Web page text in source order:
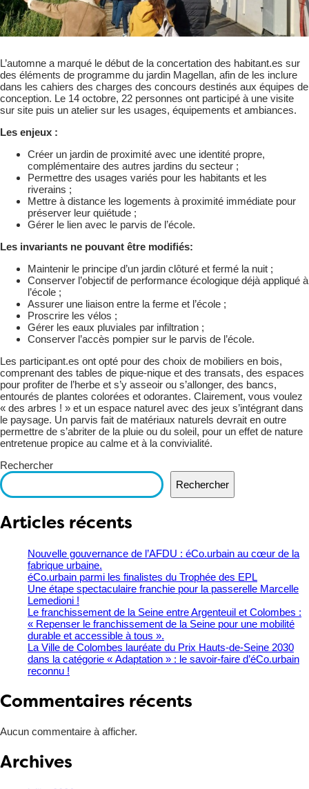
L’automne a marqué le début de la concertation des habitant.es sur
des éléments de programme du jardin Magellan, afin de les inclure
dans les cahiers des charges des concours destinés aux équipes de
conception. Le 14 octobre, 22 personnes ont participé à une visite
sur site puis un atelier sur les usages, équipements et ambiances.
Les enjeux :
Créer un jardin de proximité avec une identité propre,
complémentaire des autres jardins du secteur ;
Permettre des usages variés pour les habitants et les
riverains ;
Mettre à distance les logements à proximité immédiate pour
préserver leur quiétude ;
Gérer le lien avec le parvis de l’école.
Les invariants ne pouvant être modifiés:
Maintenir le principe d’un jardin clôturé et fermé la nuit ;
Conserver l’objectif de performance écologique déjà appliqué à
l’école ;
Assurer une liaison entre la ferme et l’école ;
Proscrire les vélos ;
Gérer les eaux pluviales par infiltration ;
Conserver l’accès pompier sur le parvis de l’école.
Les participant.es ont opté pour des choix de mobiliers en bois,
comprenant des tables de pique-nique et des transats, des espaces
pour profiter de l’herbe et s’y asseoir ou s’allonger, des bancs,
entourés de plantes colorées et odorantes. Clairement, vous voulez
« des arbres ! » et un espace naturel avec des jeux s’intégrant dans
le paysage. Un parvis fait de matériaux naturels devrait en outre
permettre de s’abriter de la pluie ou du soleil, pour un effet de nature
entretenue propice au calme et à la convivialité.
Rechercher
Rechercher
Articles récents
Nouvelle gouvernance de l’AFDU : éCo.urbain au cœur de la
fabrique urbaine.
éCo.urbain parmi les finalistes du Trophée des EPL
​Une étape spectaculaire franchie pour la passerelle Marcelle
Lemedioni !
Le franchissement de la Seine entre Argenteuil et Colombes :
« Repenser le franchissement de la Seine pour une mobilité
durable et accessible à tous ».
La Ville de Colombes lauréate du Prix Hauts-de-Seine 2030
dans la catégorie « Adaptation » : le savoir-faire d’éCo.urbain
reconnu !
Commentaires récents
Aucun commentaire à afficher.
Archives